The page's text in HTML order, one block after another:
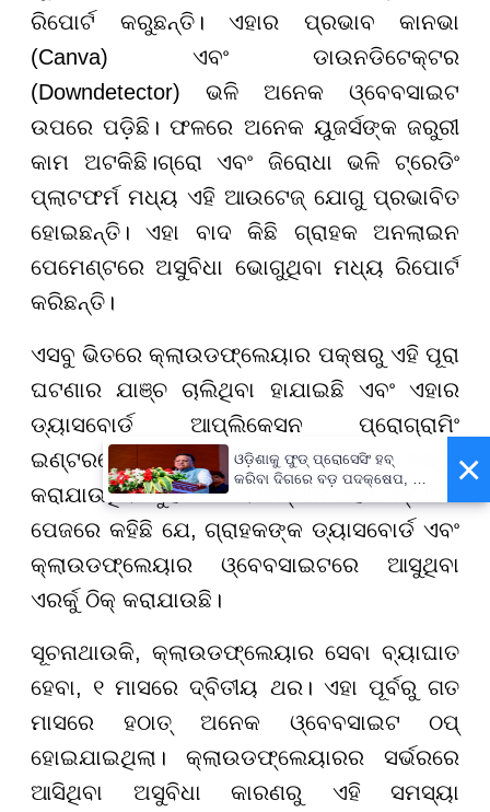
ରିପୋର୍ଟ କରୁଛନ୍ତି। ଏହାର ପ୍ରଭାବ କାନଭା
(Canva) ଏବଂ ଡାଉନଡିଟେକ୍ଟର
(Downdetector) ଭଳି ଅନେକ ଓ୍ବେବସାଇଟ
ଉପରେ ପଡ଼ିଛି। ଫଳରେ ଅନେକ ୟୁଜର୍ସଙ୍କ ଜରୁରୀ
କାମ ଅଟକିଛି।ଗ୍ରୋ ଏବଂ ଜିରୋଧା ଭଳି ଟ୍ରେଡିଂ
ପ୍ଲାଟଫର୍ମ ମଧ୍ୟ ଏହି ଆଉଟେଜ୍ ଯୋଗୁ ପ୍ରଭାବିତ
ହୋଇଛନ୍ତି। ଏହା ବାଦ କିଛି ଗ୍ରାହକ ଅନଲାଇନ
ପେମେଣ୍ଟରେ ଅସୁବିଧା ଭୋଗୁଥିବା ମଧ୍ୟ ରିପୋର୍ଟ
କରିଛନ୍ତି।
ଏସବୁ ଭିତରେ କ୍ଲାଉଡଫ୍ଲେୟାର ପକ୍ଷରୁ ଏହି ପୂରା
ଘଟଣାର ଯାଞ୍ଚ ଚାଲିଥିବା ହାଯାଇଛି ଏବଂ ଏହାର
ଡ୍ୟାସବୋର୍ଡ ଆପ୍ଲିକେସନ ପ୍ରୋଗ୍ରାମିଂ
ଇଣ୍ଟରଫେସ (APIs)କୁ ଠିକ୍ କରିବାକୁ ଚେଷ୍ଟା
କରାଯାଉଥିବା କୁହାଯାଇଛି। କମ୍ପାନି ଏହାର ଷ୍ଟାଟସ
ପେଜରେ କହିଛି ଯେ, ଗ୍ରାହକଙ୍କ ଡ୍ୟାସବୋର୍ଡ ଏବଂ
କ୍ଲାଉଡଫ୍ଲେୟାର ଓ୍ବେବସାଇଟରେ ଆସୁଥିବା
ଏରର୍କୁ ଠିକ୍ କରାଯାଉଛି।
ସୂଚନାଥାଉକି, କ୍ଲାଉଡଫ୍ଲେୟାର ସେବା ବ୍ୟାଘାତ
ହେବା, ୧ ମାସରେ ଦ୍ବିତୀୟ ଥର। ଏହା ପୂର୍ବରୁ ଗତ
ମାସରେ ହଠାତ୍ ଅନେକ ଓ୍ବେବସାଇଟ ଠପ୍
ହୋଇଯାଇଥିଲା। କ୍ଲାଉଡଫ୍ଲେୟାରର ସର୍ଭରରେ
ଆସିଥିବା ଅସୁବିଧା କାରଣରୁ ଏହି ସମସ୍ୟା
×
ଓଡ଼ିଶାକୁ ଫୁଡ୍ ପ୍ରୋସେସିଂ ହବ୍
କରିବା ଦିଗରେ ବଡ଼ ପଦକ୍ଷେପ, ୪୨